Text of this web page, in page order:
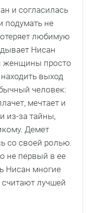
и согласилась
подумать не
любимую
Нисан
женщины просто
выход
человек:
мечтает и
из-за тайны,
Демет
со своей ролью.
не первый в ее
Нисан многие
лучшей